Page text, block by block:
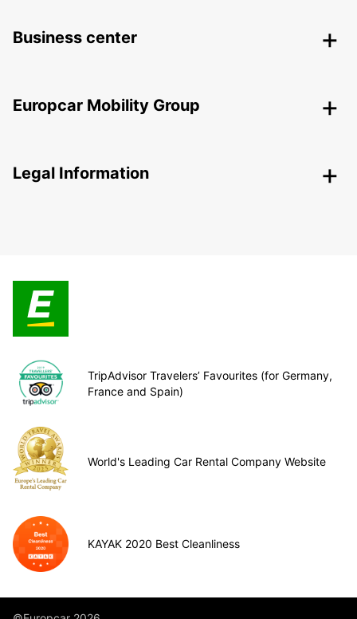
Business center
Europcar Mobility Group
Legal Information
TripAdvisor Travelers’ Favourites (for Germany,
France and Spain)
World's Leading Car Rental Company Website
KAYAK 2020 Best Cleanliness